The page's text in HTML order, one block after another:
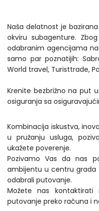
Naša delatnost je
okviru subagenture.
odabranim agencijama
samo par poznatijih:
World travel, Turisttrade,
Krenite bezbrižno na put
osiguranja sa
Kombinacija iskustva,
u pružanju usluga,
ukažete poverenje.
Pozivamo Vas da nas
ambijentu u centru grada
odabrali putovanje.
Možete nas
putovanje preko računa i